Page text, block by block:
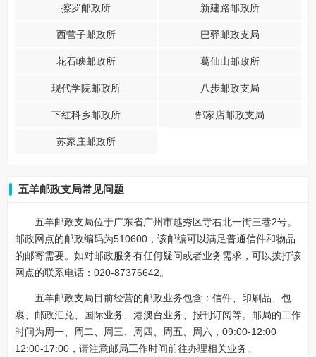
擦罗邮政所 新建路邮政所
西营子邮政所 巴驿邮政支局
花石峡邮政所 葛仙山邮政所
现代学院邮政所 八步邮政支局
下红科乡邮政所 郜家店邮政支局
苏家庄邮政所
五羊邮政支局常见问题
五羊邮政支局位于广东省广州市越秀区寺右北一街三巷2号。
邮政网点的邮政编码为510600，该邮编可以满足普通信件和物品
的邮寄需要。如对邮政服务有任何疑问或者业务需求，可以拨打该
网点的联系电话：020-87376642。
五羊邮政支局目前经营的邮政业务包含：信件、印刷品、包
裹、邮政汇兑、国际业务、港澳台业务、报刊订阅等。邮局的工作
时间为周一、周二、周三、周四、周五、周六，09:00-12:00
12:00-17:00，请注意邮局工作时间前往办理相关业务。